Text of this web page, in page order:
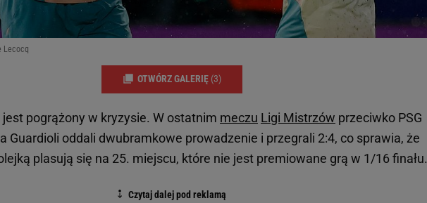
Lecocq
OTWÓRZ GALERIĘ (3)
pogrążony w kryzysie. W ostatnim meczu Ligi Mistrzów przeciwko PSG
Guardioli oddali dwubramkowe prowadzenie i przegrali 2:4, co sprawia, że
plasują się na 25. miejscu, które nie jest premiowane grą w 1/16 finału.